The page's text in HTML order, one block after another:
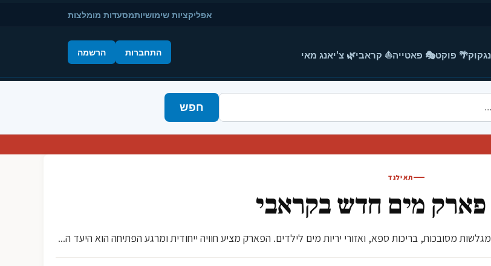
אפליקציות שימושיותמסעדות מומלצות
🌴 פוקט🎭 פאטייה⛵ קראבי🌿 צ'יאנג מאי התחברות הרשמה
חפש
תאילנד
מים חדש בקראבי